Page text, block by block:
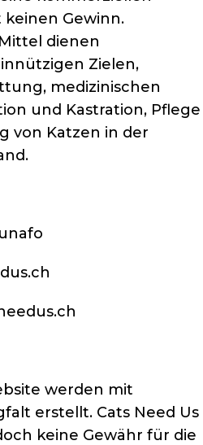
Gewinn.
dienen
Zielen,
medizinischen
und Kastration, Pflege
von Katzen in der
werden mit
erstellt. Cats Need Us
keine Gewähr für die